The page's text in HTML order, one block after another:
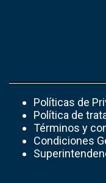
Políticas de
Política de
Términos y
Condiciones